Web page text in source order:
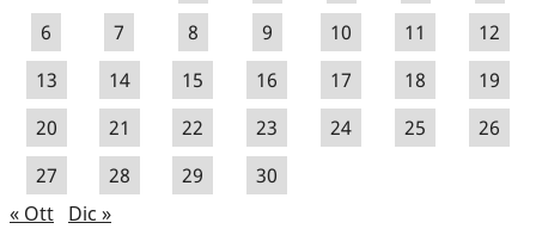
6
7 8 9 10 11
12
13
14 15 16 17 18
19
20
21 22 23 24 25
26
27
28 29
30
« Ott Dic »